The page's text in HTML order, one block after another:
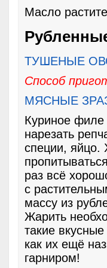
Масло
ТУШЕНЫЕ
Способ
МЯСНЫЕ
Куриное филе
нарезать
специи, яйцо.
раз всё
с
массу из
Жарить
такие
как их ещё
гарниром!